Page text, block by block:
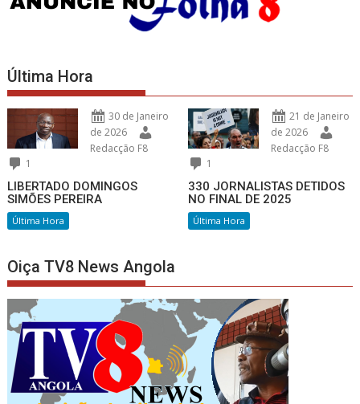
Última Hora
30 de Janeiro
de 2026
Redacção F8
1
LIBERTADO DOMINGOS
SIMÕES PEREIRA
Última Hora
21 de Janeiro
de 2026
Redacção F8
1
330 JORNALISTAS DETIDOS
NO FINAL DE 2025
Última Hora
Oiça TV8 News Angola